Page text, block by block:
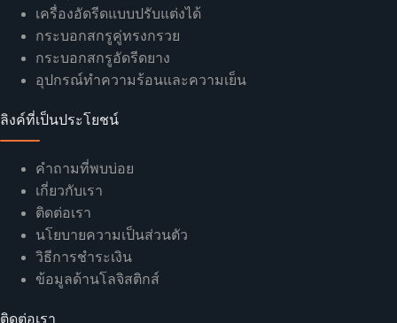
เครื่องอัดรีดแบบปรับแต่งได้
กระบอกสกรูคู่ทรงกรวย
กระบอกสกรูอัดรีดยาง
อุปกรณ์ทำความร้อนและความเย็น
ลิงค์ที่เป็นประโยชน์
คำถามที่พบบ่อย
เกี่ยวกับเรา
ติดต่อเรา
นโยบายความเป็นส่วนตัว
วิธีการชำระเงิน
ข้อมูลด้านโลจิสติกส์
ติดต่อเรา